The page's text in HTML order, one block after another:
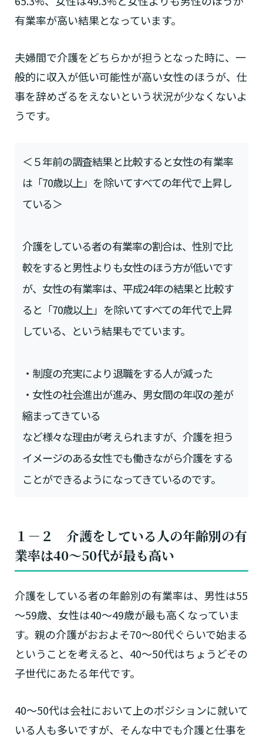
有業率が高い結果となっています。
夫婦間で介護をどちらかが担うとなった時に、一
般的に収入が低い可能性が高い女性のほうが、仕
事を辞めざるをえないという状況が少なくないよ
うです。
＜５年前の調査結果と比較すると女性の有業率
は「70歳以上」を除いてすべての年代で上昇し
ている＞
介護をしている者の有業率の割合は、性別で比
較をすると男性よりも女性のほう方が低いです
が、女性の有業率は、平成24年の結果と比較す
ると「70歳以上」を除いてすべての年代で上昇
している、という結果もでています。
・制度の充実により退職をする人が減った
・女性の社会進出が進み、男女間の年収の差が
縮まってきている
など様々な理由が考えられますが、介護を担う
イメージのある女性でも働きながら介護をする
ことができるようになってきているのです。
１－２ 介護をしている人の年齢別の有
業率は40～50代が最も高い
介護をしている者の年齢別の有業率は、男性は55
～59歳、女性は40～49歳が最も高くなっていま
す。親の介護がおおよそ70～80代ぐらいで始まる
ということを考えると、40～50代はちょうどその
子世代にあたる年代です。
40～50代は会社において上のポジションに就いて
いる人も多いですが、そんな中でも介護と仕事を